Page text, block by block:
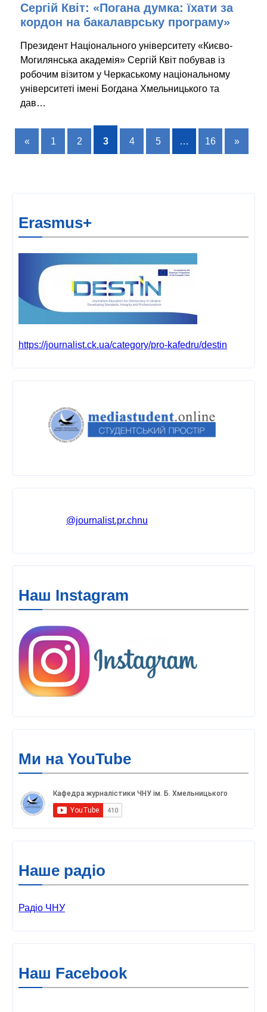
Сергій Квіт: «Погана думка: їхати за
кордон на бакалаврську програму»
Президент Національного університету «Києво-
Могилянська академія» Сергій Квіт побував із
робочим візитом у Черкаському національному
університеті імені Богдана Хмельницького та
дав…
« 1 2 3 4 5 … 16 »
Erasmus+
https://journalist.ck.ua/category/pro-kafedru/destin
@journalist.pr.chnu
Наш Instagram
Ми на YouTube
Наше радіо
Радіо ЧНУ
Наш Facebook